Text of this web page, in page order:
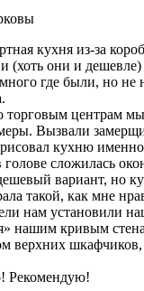
кухня из-за
(хоть они и
где были, но не
торговым центрам
Вызвали
кухню
голове сложилась
вариант, но
такой, как мне
нам установили
нашим кривым
верхних шкафчиков,
Рекомендую!